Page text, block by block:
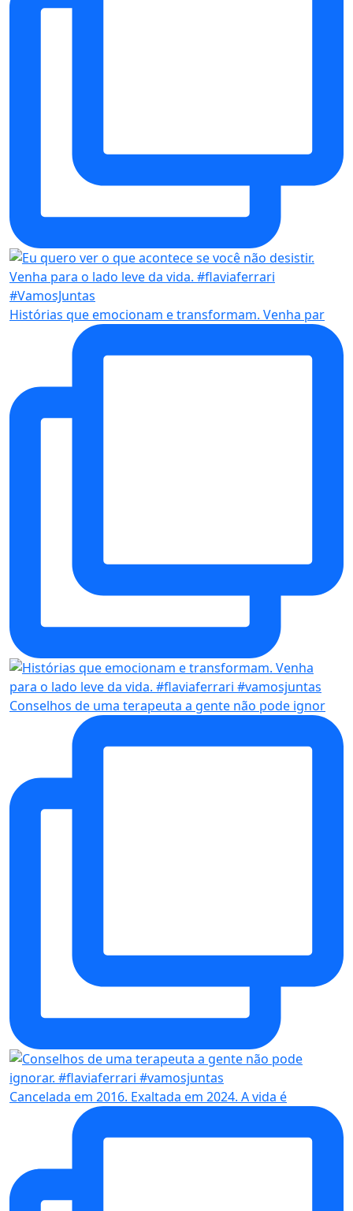
Histórias que emocionam e transformam. Venha par
Conselhos de uma terapeuta a gente não pode ignor
Cancelada em 2016. Exaltada em 2024. A vida é